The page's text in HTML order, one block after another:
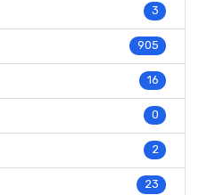
3
905
16
0
2
23